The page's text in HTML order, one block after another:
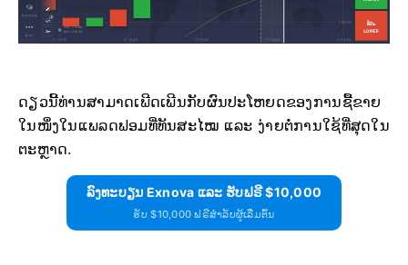
ດຽວນີ້ທ່ານສາມາດເພີດເພີນກັບຜົນປະໂຫຍດຂອງການຊື້ຂາຍ
ໃນໜຶ່ງໃນແພລດຟອມທີ່ທັນສະໄໝ ແລະ ງ່າຍຕໍ່ການໃຊ້ທີ່ສຸດໃນ
ຕະຫຼາດ.
ລົງທະບຽນ Exnova ແລະ ຮັບຟຣີ $10,000
ຮັບ $10,000 ຟຣີສຳລັບຜູ້ເລີ່ມຕົ້ນ